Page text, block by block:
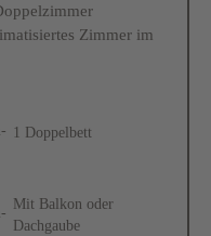
Zimmer im
1 Doppelbett
Mit Balkon oder
Dachgaube